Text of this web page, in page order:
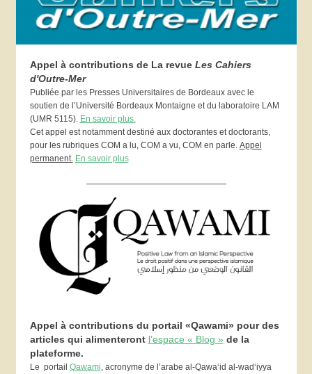
Appel à contributions de La revue Les Cahiers
d'Outre-Mer
Publiée par les Presses Universitaires de Bordeaux avec le
soutien de l’Université Bordeaux Montaigne et du laboratoire LAM
(UMR 5115). En savoir plus.
Cet appel est notamment destiné aux doctorantes et doctorants,
pour les rubriques COM a lu, COM a vu, COM en parle. Appel
permanent. En savoir plus
Appel à contributions du portail «Qawami» pour des
articles qui alimenteront l’espace « Blog »de la
plateforme.
Le portail Qawami, acronyme de l’arabe al-Qawa‘id al-wad‘iyya